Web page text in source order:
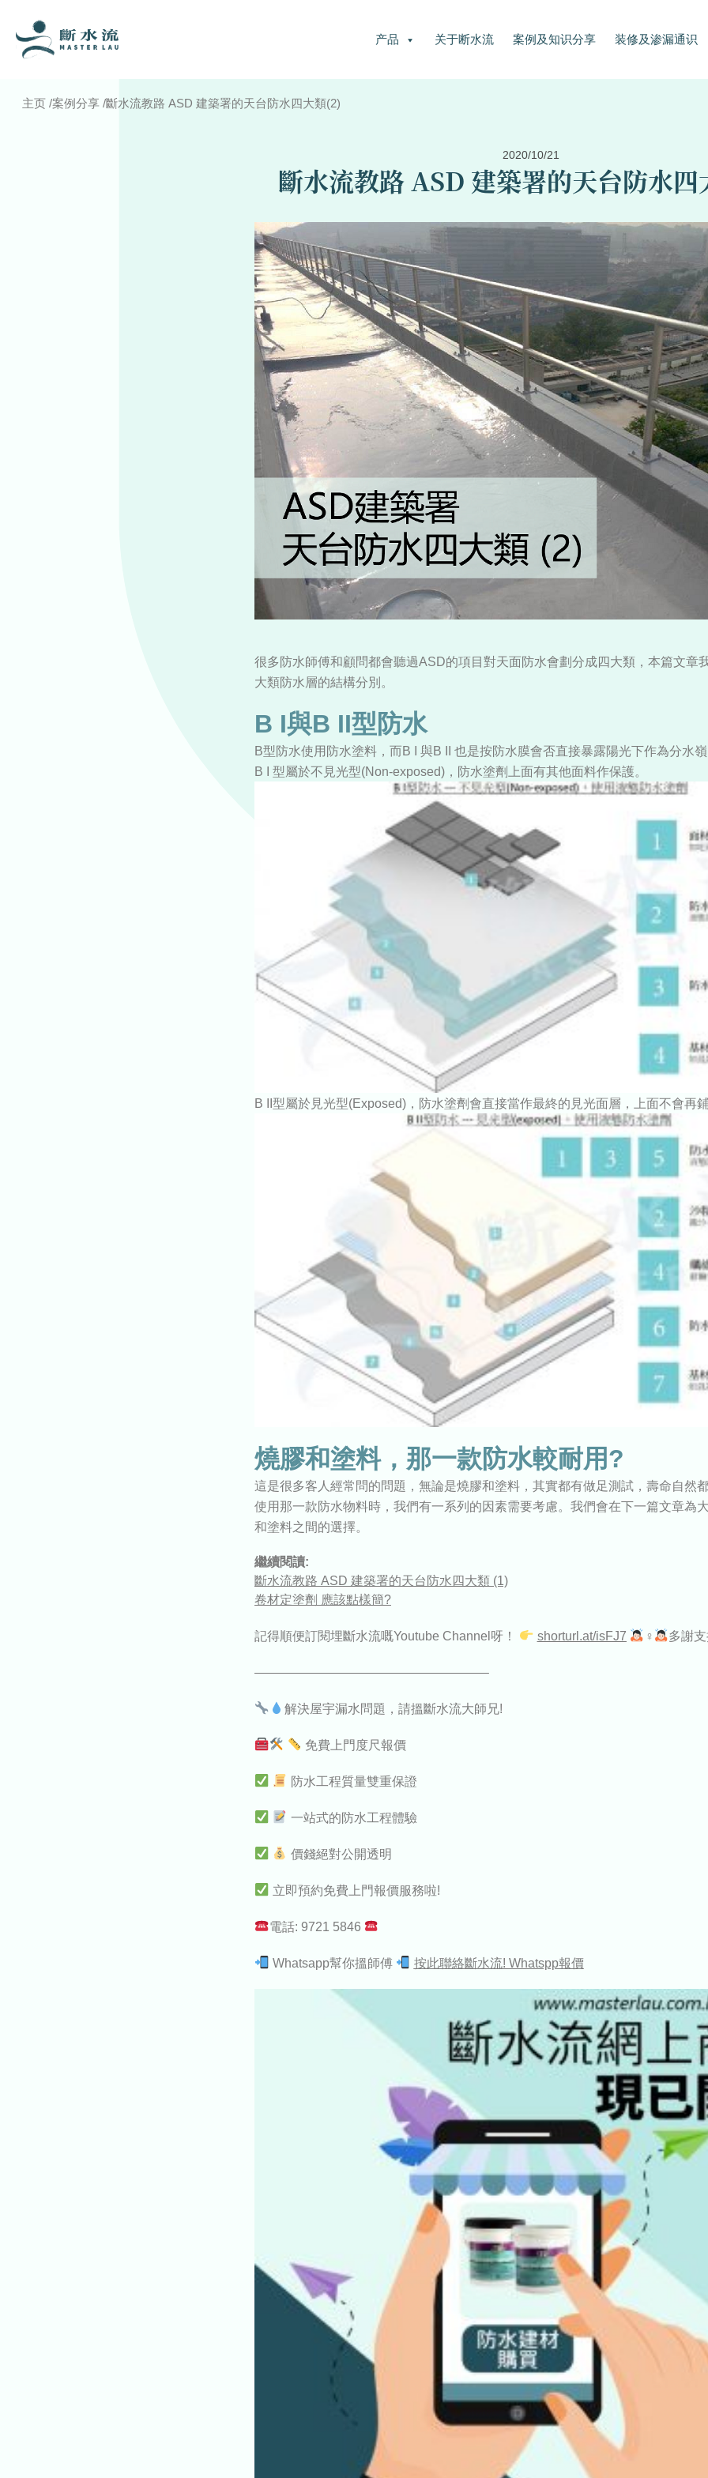
产品 关于断水流 案例及知识分享 装修及渗漏通识
主页 /案例分享 /斷水流教路 ASD 建築署的天台防水四大類(2)
2020/10/21
斷水流教路 ASD 建築署的天台防水
很多防水師傅和顧問都會聽過ASD的項目對天面防水會劃分成四大類，本篇文章
大類防水層的結構分別。
B I與B II型防水
B型防水使用防水塗料，而B I 與B II 也是按防水膜會否直接暴露陽光下作為分水
B I 型屬於不見光型(Non-exposed)，防水塗劑上面有其他面料作保護。
B II型屬於見光型(Exposed)，防水塗劑會直接當作最終的見光面層，上面不會再
燒膠和塗料，那一款防水較耐用?
這是很多客人經常問的問題，無論是燒膠和塗料，其實都有做足測試，壽命自然
使用那一款防水物料時，我們有一系列的因素需要考慮。我們會在下一篇文章為
和塗料之間的選擇。
繼續閱讀:
斷水流教路 ASD 建築署的天台防水四大類 (1)
卷材定塗劑 應該點樣簡?
記得順便訂閱埋斷水流嘅Youtube Channel呀！ shorturl.at/isFJ7 ‍♀‍ 多謝
——————————————————–
解決屋宇漏水問題，請搵斷水流大師兄!
免費上門度尺報價
防水工程質量雙重保證
一站式的防水工程體驗
價錢絕對公開透明
立即預約免費上門報價服務啦!
電話: 9721 5846
Whatsapp幫你搵師傅 按此聯絡斷水流! Whatspp報價